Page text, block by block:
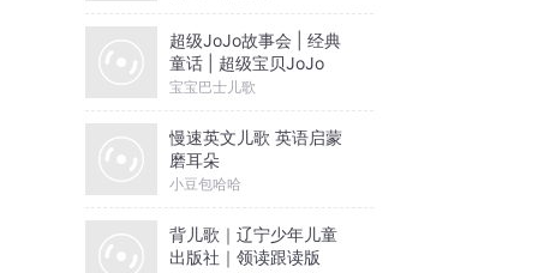
超级JoJo故事会 | 经典
童话 | 超级宝贝JoJo
宝宝巴士儿歌
慢速英文儿歌 英语启蒙
磨耳朵
小豆包哈哈
背儿歌｜辽宁少年儿童
出版社｜领读跟读版